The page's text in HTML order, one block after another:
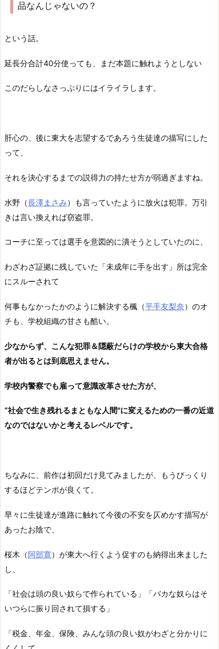
品なんじゃないの？
という話。
延長分合計40分使っても、まだ本題に触れようとしない
このだらしなさっぷりにはイライラします。
肝心の、後に東大を志望するであろう生徒達の描写にした
って、
それを決心するまでの説得力の持たせ方が弱過ぎますね。
水野（長澤まさみ）も言っていたように放火は犯罪。万引
きは言い換えれば窃盗罪。
コーチに至っては選手を意図的に潰そうとしていたのに、
わざわざ証拠に残していた「未成年に手を出す」所は完全
にスルーされて
何事もなかったかのように解決する楓（平手友梨奈）のオ
チも、学校組織の甘さも酷い。
少なからず、こんな犯罪＆隠蔽だらけの学校から東大合格
者が出るとは到底思えません。
学校内警察でも雇って意識改革させた方が、
“社会で生き残れるまともな人間"に変えるための一番の近道
なのではないかと考えるレベルです。
ちなみに、前作は初回だけ見てみましたが、もうびっくり
するほどテンポが良くて。
早々に生徒達が進路に触れて今後の不安を仄めかす描写が
あったお陰で、
桜木（阿部寛）が東大へ行くよう促すのも納得出来ました
し、
「社会は頭の良い奴らで作られている」「バカな奴らはそ
いつらに振り回されて損する」
「税金、年金、保険、みんな頭の良い奴がわざと分かりに